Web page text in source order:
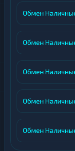
Обмен
Обмен
Обмен
Обмен
Обмен